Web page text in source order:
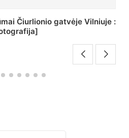
J. Pilsudskio kolegija :